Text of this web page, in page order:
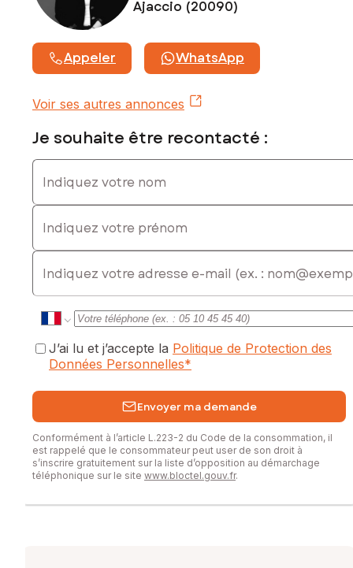
Prix de vente : 115 000 €
Honoraires charge vendeur
Contactez votre conseiller SAFTI : Stéphanie BOSCA, Tél. :
0642932116, E-mail : stephanie.bosca@safti.fr - EI - Agent
505 258 046
Ajaccio (20090)
Appeler WhatsApp
Voir ses autres annonces
Je souhaite être recontacté :
Indiquez votre nom
Indiquez votre prénom
E-mail
J’ai lu et j’accepte la Politique de Protection des
Données Personnelles*
Envoyer ma demande
Conformément à l’article L.223-2 du Code de la consommation, il
est rappelé que le consommateur peut user de son droit à
s’inscrire gratuitement sur la liste d’opposition au démarchage
téléphonique sur le site www.bloctel.gouv.fr.